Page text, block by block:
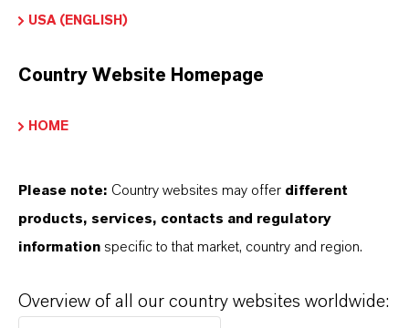
IHRE ANWENDUNG
Best-in-class
Technischer Serivce
USA (ENGLISH)
Country Website Homepage
HOME
Please note: Country websites may offer different
products, services, contacts and regulatory
information specific to that market, country and region.
Overview of all our country websites worldwide: